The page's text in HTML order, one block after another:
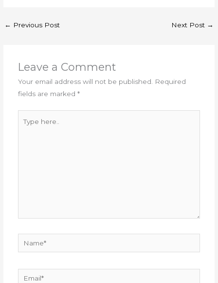
← Previous Post Next Post →
Leave a Comment
Your email address will not be published.
Required
fields are marked *
here..